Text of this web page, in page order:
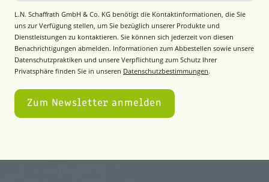
L.N. Schaffrath GmbH & Co. KG benötigt die Kontaktinformationen, die Sie
uns zur Verfügung stellen, um Sie bezüglich unserer Produkte und
Dienstleistungen zu kontaktieren. Sie können sich jederzeit von diesen
Benachrichtigungen abmelden. Informationen zum Abbestellen sowie unsere
Datenschutzpraktiken und unsere Verpflichtung zum Schutz Ihrer
Privatsphäre finden Sie in unseren Datenschutzbestimmungen.